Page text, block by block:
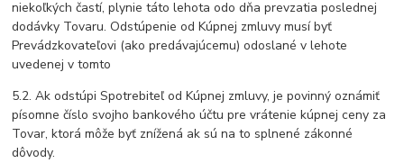
niekoľkých častí, plynie táto lehota odo dňa prevzatia poslednej
dodávky Tovaru. Odstúpenie od Kúpnej zmluvy musí byť
Prevádzkovateľovi (ako predávajúcemu) odoslané v lehote
uvedenej v tomto
5.2. Ak odstúpi Spotrebiteľ od Kúpnej zmluvy, je povinný oznámiť
písomne číslo svojho bankového účtu pre vrátenie kúpnej ceny za
Tovar, ktorá môže byť znížená ak sú na to splnené zákonné
dôvody.